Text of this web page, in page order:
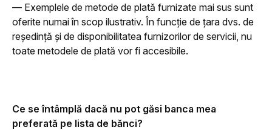
— Exemplele de metode de plată furnizate mai sus sunt
oferite numai în scop ilustrativ. În funcție de țara dvs. de
reședință și de disponibilitatea furnizorilor de servicii, nu
toate metodele de plată vor fi accesibile.
Ce se întâmplă dacă nu pot găsi banca mea
preferată pe lista de bănci?